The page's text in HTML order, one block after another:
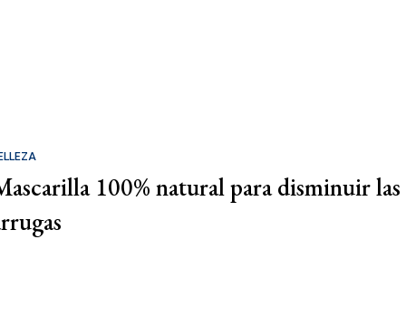
100% natural para disminuir las